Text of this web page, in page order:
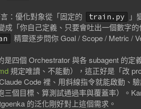
：優化對象從「固定的 train.py
」
成「你自己定義、只要會吐出一個數字
精靈逐步問你 Goal / Scope / Metric /
是四個 Orchestrator 與各 subagent 的定
規定唯讀、不能動），這正好是「改
Code 裡、用斜線指令就能啟動、
跑三個目標、算測試通過率與覆蓋率）。
的泛化剛好對上這個需求。